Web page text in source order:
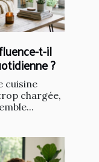
t-il
?
cuisine
chargée,